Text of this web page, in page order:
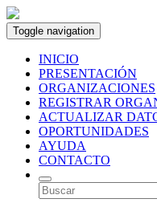
Toggle navigation
INICIO
PRESENTACIÓN
ORGANIZACIONES
REGISTRAR
ACTUALIZAR
OPORTUNIDADES
AYUDA
CONTACTO